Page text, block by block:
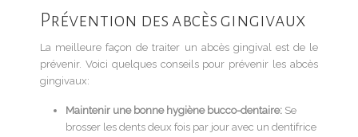
Prévention des abcès gingivaux
La meilleure façon de traiter un abcès gingival est de le
prévenir. Voici quelques conseils pour prévenir les abcès
gingivaux:
Maintenir une bonne hygiène bucco-dentaire: Se
brosser les dents deux fois par jour avec un dentifrice